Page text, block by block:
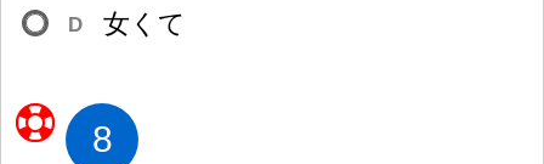
D 女 くて
8